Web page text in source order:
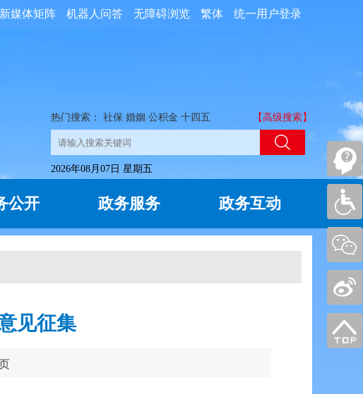
统一用户登录
繁体
无障碍浏览
机器人问答
媒体矩阵
热门搜索： 社保 婚姻 公积金 十四五 【高级搜索】
2026年08月07日 星期五
公开 政务服务 政务互动
见征集